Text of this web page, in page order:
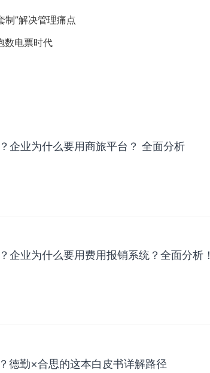
制”解决管理痛点
数电票时代
企业为什么要用商旅平台？ 全面分析
企业为什么要用费用报销系统？全面分析！
德勤×合思的这本白皮书详解路径